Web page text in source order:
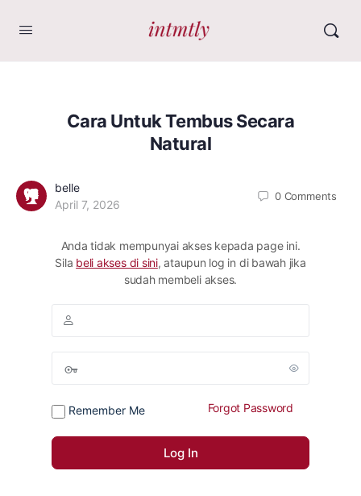
Cara Untuk Tembus Secara
Natural
belle
April 7, 2026
0 Comments
Anda tidak mempunyai akses kepada page ini.
Sila beli akses di sini, ataupun log in di bawah jika
sudah membeli akses.
Remember Me Forgot Password